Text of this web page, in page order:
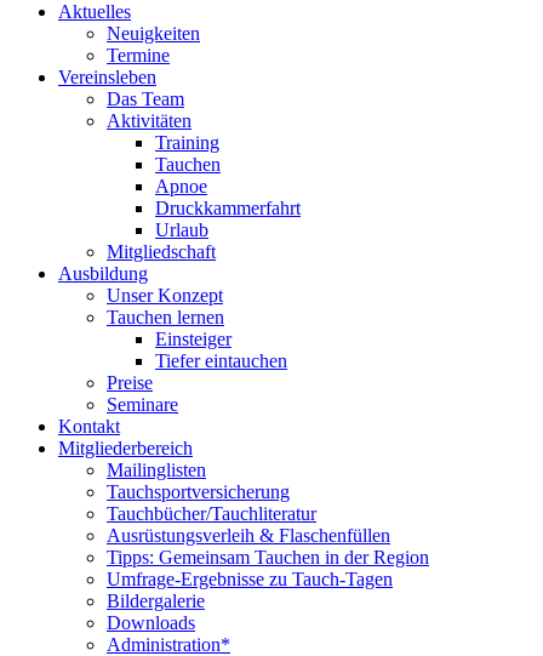
Aktuelles
Neuigkeiten
Termine
Vereinsleben
Das Team
Aktivitäten
Training
Tauchen
Apnoe
Druckkammerfahrt
Urlaub
Mitgliedschaft
Ausbildung
Unser Konzept
Tauchen lernen
Einsteiger
Tiefer eintauchen
Preise
Seminare
Kontakt
Mitgliederbereich
Mailinglisten
Tauchsportversicherung
Tauchbücher/Tauchliteratur
Ausrüstungsverleih & Flaschenfüllen
Tipps: Gemeinsam Tauchen in der Region
Umfrage-Ergebnisse zu Tauch-Tagen
Bildergalerie
Downloads
Administration*